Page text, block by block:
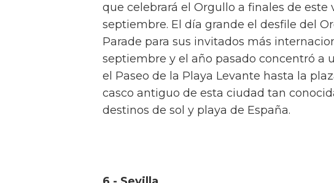
que celebrará el Orgullo a finales de este
septiembre. El día grande el desfile del
Parade para sus invitados más
septiembre y el año pasado concentró a
el Paseo de la Playa Levante hasta la
casco antiguo de esta ciudad tan
destinos de sol y playa de España.